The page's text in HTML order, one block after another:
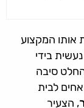
אותו המקצוע
בידי
סיבה
לבית
, הצעיר